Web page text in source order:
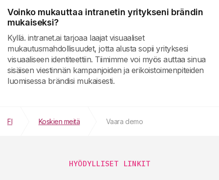
Voinko mukauttaa intranetin yritykseni brändin
mukaiseksi?
Kyllä. intranet.ai tarjoaa laajat visuaaliset
mukautusmahdollisuudet, jotta alusta sopii yrityksesi
visuaaliseen identiteettiin. Tiimimme voi myös auttaa sinua
sisäisen viestinnän kampanjoiden ja erikoistoimenpiteiden
luomisessa brändisi mukaisesti.
FI Koskien meitä Vaara demo
HYÖDYLLISET LINKIT